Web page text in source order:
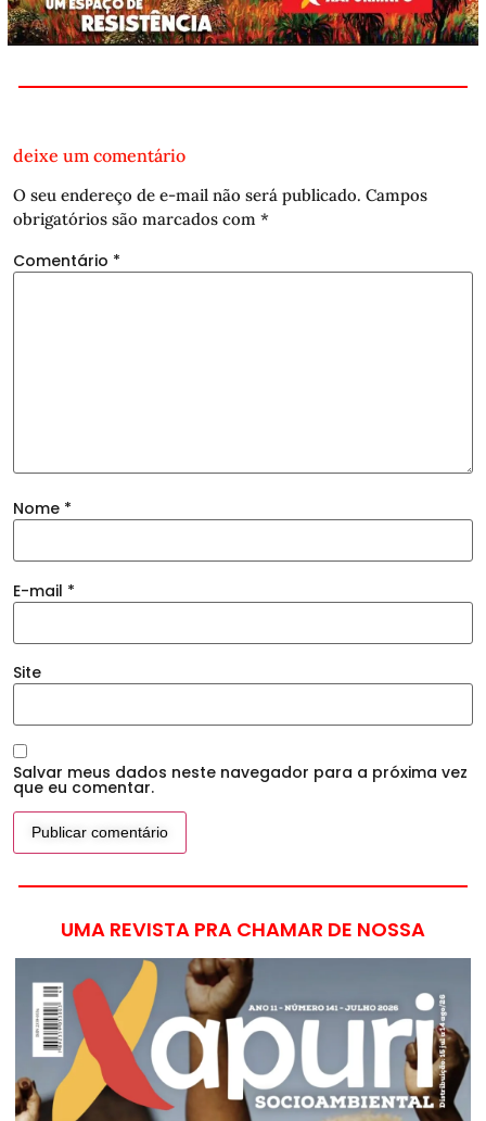
deixe um comentário
O seu endereço de e-mail não será publicado. Campos
obrigatórios são marcados com *
Comentário *
Nome *
E-mail *
Site
Salvar meus dados neste navegador para a próxima vez
que eu comentar.
UMA REVISTA PRA CHAMAR DE NOSSA